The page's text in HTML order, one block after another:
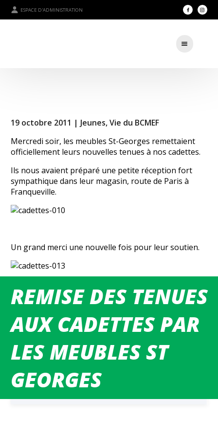
ESPACE D'ADMINISTRATION
REMISE DES TENUES
AUX CADETTES PAR
LES MEUBLES ST
GEORGES
19 octobre 2011 | Jeunes,Vie du BCMEF
Mercredi soir, les meubles St-Georges remettaient
officiellement leurs nouvelles tenues à nos cadettes.
Ils nous avaient préparé une petite réception fort
sympathique dans leur magasin, route de Paris à
Franqueville.
Un grand merci une nouvelle fois pour leur soutien.
MATCHS DU WEEK-END